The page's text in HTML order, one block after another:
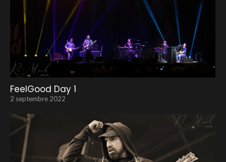
FeelGood Day 1
2 septembre 2022